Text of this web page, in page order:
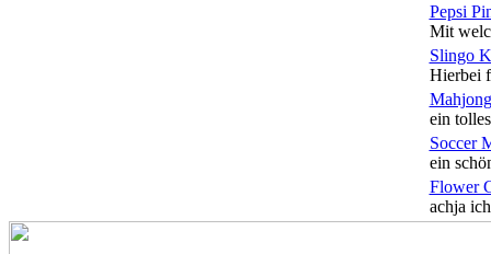
Pepsi
Mit
Slingo
Hierbei
ein
Soccer
ein
Flower
achja